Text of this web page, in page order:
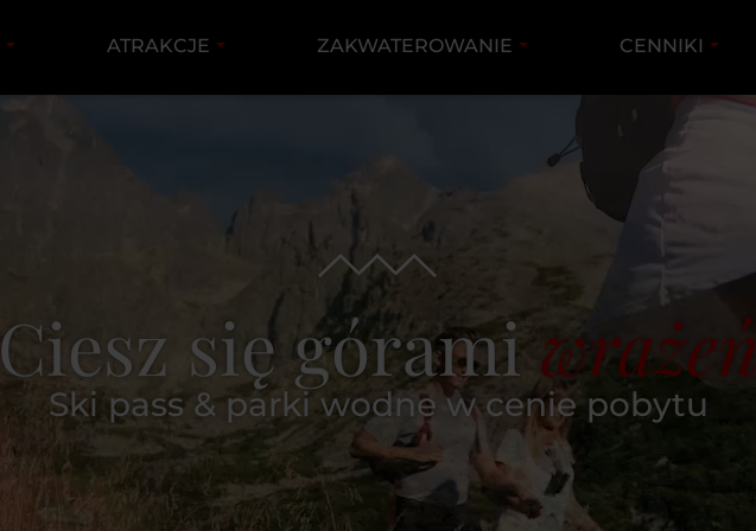
ATRAKCJE ZAKWATEROWANIE CENNIKI
Ciesz się góramiwrażeń
Ski pass & parki wodne w cenie pobytu